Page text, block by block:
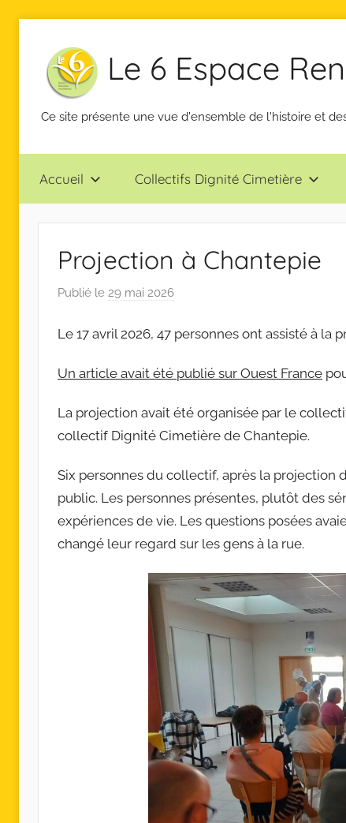
contenu
Le 6 Espace
Ce site présente une vue d'ensemble de l'histoire et
Accueil Collectifs Dignité Cimetière
Projection à Chantepie
Publié le 29 mai 2026
r
o
l
e
t
i
s
Le 17 avril 2026, 47 personnes ont assisté à la
Un article avait été publié sur Ouest France
La projection avait été organisée par le
collectif Dignité Cimetière de Chantepie.
Six personnes du collectif, après la
public. Les personnes présentes, plutôt des
expériences de vie. Les questions posées
changé leur regard sur les gens à la rue.